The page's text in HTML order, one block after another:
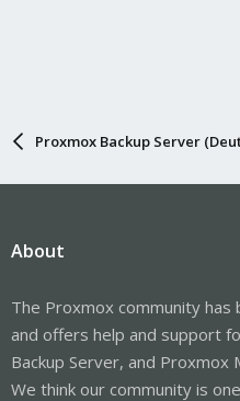
Proxmox Backup Server
About
The Proxmox community
and offers help and support
Backup Server, and Proxmox
We think our community is